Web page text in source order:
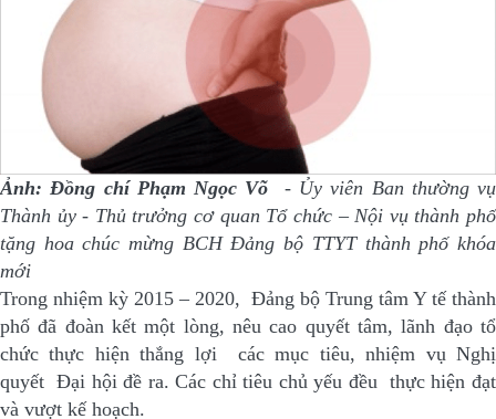
Ảnh: Đồng chí Phạm Ngọc Võ - Ủy viên Ban thường vụ
Thành ủy - Thủ trưởng cơ quan Tổ chức – Nội vụ thành phố
tặng hoa chúc mừng BCH Đảng bộ TTYT thành phố khóa
mới
Trong nhiệm kỳ 2015 – 2020, Đảng bộ Trung tâm Y tế thành
phố đã đoàn kết một lòng, nêu cao quyết tâm, lãnh đạo tổ
chức thực hiện thắng lợi các mục tiêu, nhiệm vụ Nghị
quyết Đại hội đề ra. Các chỉ tiêu chủ yếu đều thực hiện đạt
và vượt kế hoạch.